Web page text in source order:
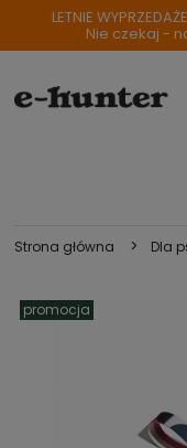
LETNIE
Nie czekaj -
Strona główna > Dla
promocja